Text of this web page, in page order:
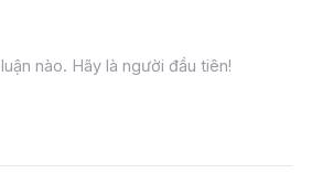
nào. Hãy là người đầu tiên!